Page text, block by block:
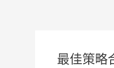
最佳策略